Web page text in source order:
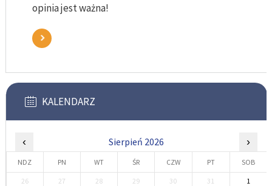
opinia jest ważna!
KALENDARZ
‹ Sierpień 2026 ›
NDZ PN WT ŚR CZW PT SOB
26 27 28 29 30 31
1